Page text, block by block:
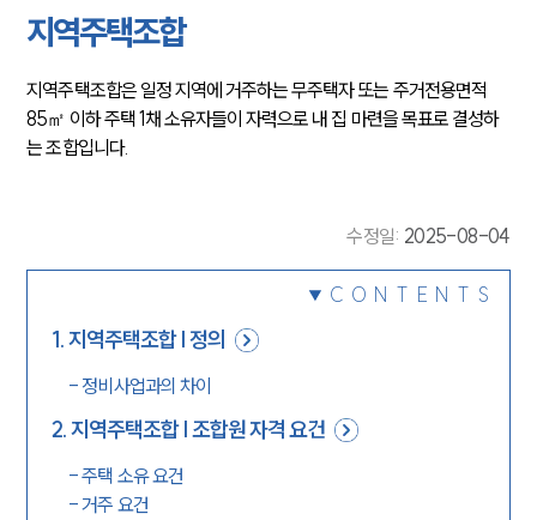
지역주택조합
지역주택조합은 일정 지역에 거주하는 무주택자 또는 주거전용면적
85㎡ 이하 주택 1채 소유자들이 자력으로 내 집 마련을 목표로 결성하
는 조합입니다.
수정일: 2025-08-04
CONTENTS
1.지역주택조합 | 정의
- 정비사업과의 차이
2.지역주택조합 | 조합원 자격 요건
-주택 소유 요건
-거주 요건